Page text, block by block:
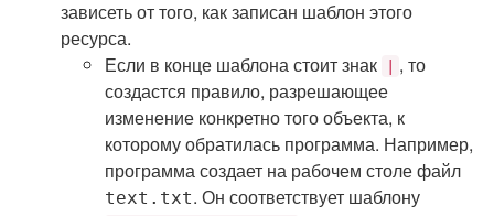
зависеть от того, как записан шаблон этого
ресурса.
Если в конце шаблона стоит знак
, то
создастся правило, разрешающее
изменение конкретно того объекта, к
которому обратилась программа. Например,
программа создает на рабочем столе файл
text.txt. Он соответствует шаблону